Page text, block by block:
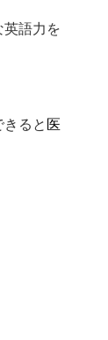
英語力を
ると 医